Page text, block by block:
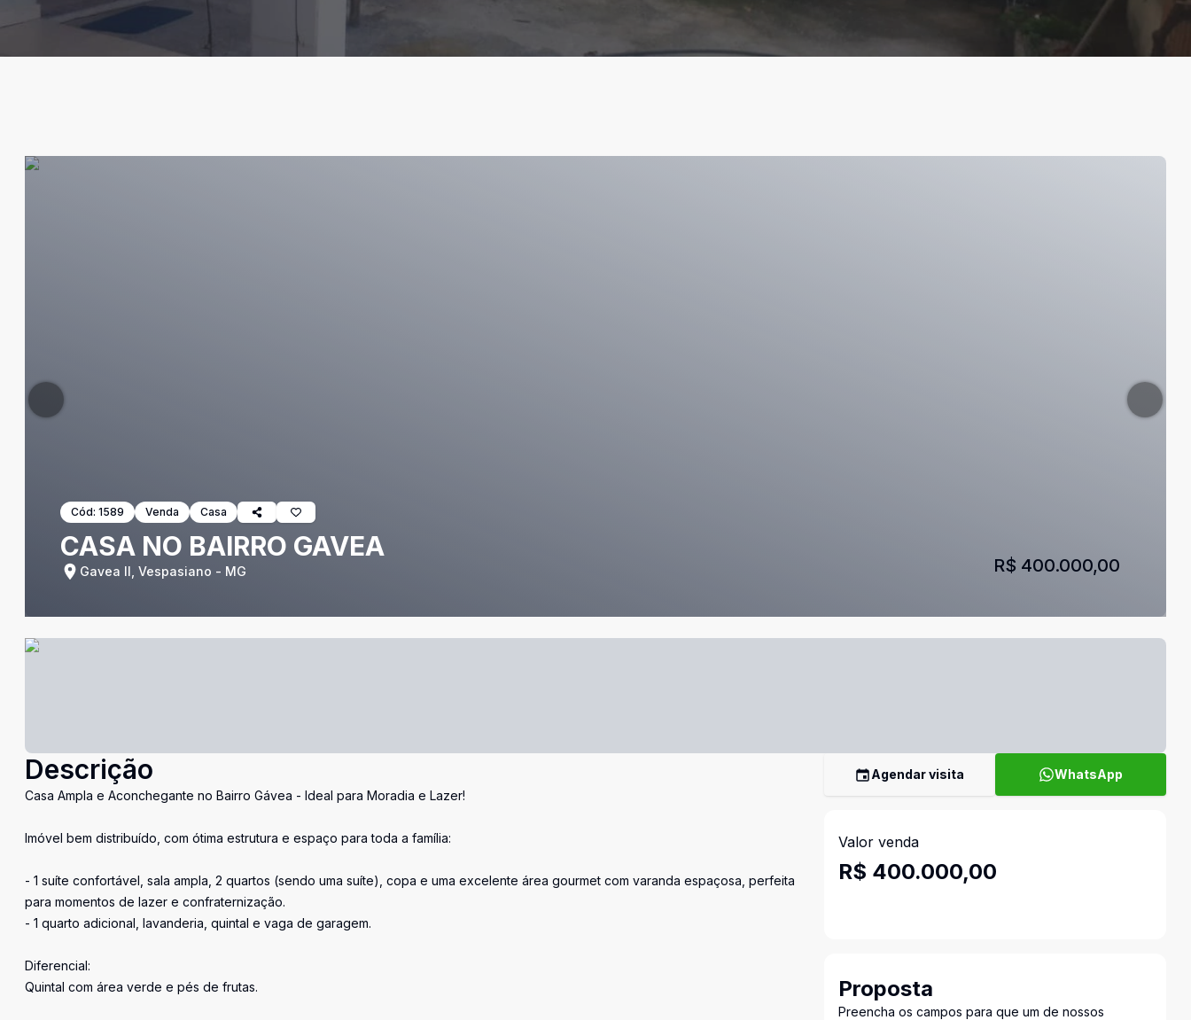
Cód: 1589 Venda Casa
CASA NO BAIRRO GAVEA
Gavea II, Vespasiano - MG R$ 400.000,00
Descrição
Casa Ampla e Aconchegante no Bairro Gávea - Ideal para Moradia e Lazer!
Imóvel bem distribuído, com ótima estrutura e espaço para toda a família:
- 1 suíte confortável, sala ampla, 2 quartos (sendo uma suíte), copa e uma excelente área gourmet com varanda espaçosa, perfeita
para momentos de lazer e confraternização.
- 1 quarto adicional, lavanderia, quintal e vaga de garagem.
Diferencial:
Quintal com área verde e pés de frutas.
Agendar visita WhatsApp
Valor venda
R$ 400.000,00
Proposta
Preencha os campos para que um de nossos